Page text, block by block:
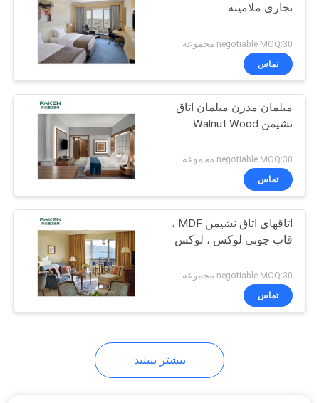
مبلمان ویلا
مبلمان هتل پنج ستاره
58
مبل هتل مبل
تجاری ملامینه
negotiable MOQ:30 مجموعه
تماس
مبلمان مدرن مبلمان اتاق
نشیمن Walnut Wood
negotiable MOQ:30 مجموعه
تماس
اتاقهای اتاق نشیمن MDF ،
قاب چوبی لوکس ، لوکس
negotiable MOQ:30 مجموعه
تماس
بیشتر ببینید